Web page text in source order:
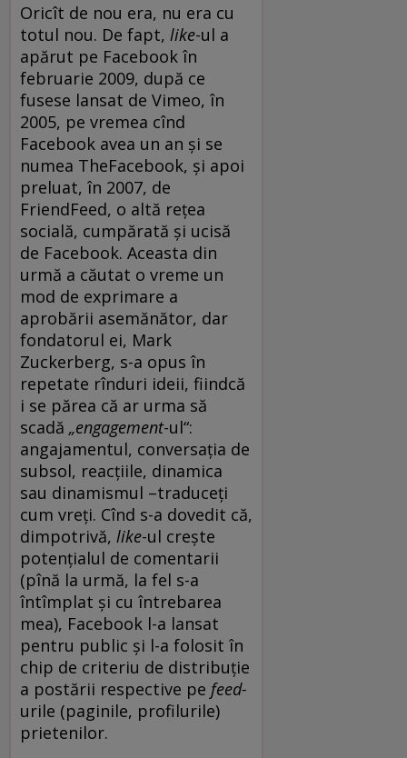
Oricît de nou era, nu era cu
totul nou. De fapt, like-ul a
apărut pe Facebook în
februarie 2009, după ce
fusese lansat de Vimeo, în
2005, pe vremea cînd
Facebook avea un an și se
numea TheFacebook, și apoi
preluat, în 2007, de
FriendFeed, o altă rețea
socială, cumpărată și ucisă
de Facebook. Aceasta din
urmă a căutat o vreme un
mod de exprimare a
aprobării asemănător, dar
fondatorul ei, Mark
Zuckerberg, s-a opus în
repetate rînduri ideii, fiindcă
i se părea că ar urma să
scadă „engagement-ul“:
angajamentul, conversația de
subsol, reacțiile, dinamica
sau dinamismul –traduceți
cum vreți. Cînd s-a dovedit că,
dimpotrivă, like-ul crește
potențialul de comentarii
(pînă la urmă, la fel s-a
întîmplat și cu întrebarea
mea), Facebook l-a lansat
pentru public și l-a folosit în
chip de criteriu de distribuție
a postării respective pe feed-
urile (paginile, profilurile)
prietenilor.